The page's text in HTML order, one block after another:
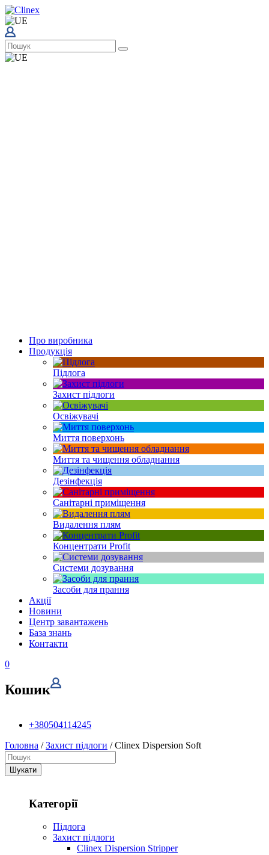
Про виробника
Продукція
Підлога
Захист підлоги
Освіжувачі
Миття поверхонь
Миття та чищення обладнання
Дезінфекція
Санітарні приміщення
Видалення плям
Концентрати Profit
Системи дозування
Засоби для прання
Акції
Новини
Центр завантажень
База знань
Контакти
0
Кошик
+380504114245
Головна /Захист підлоги / Clinex Dispersion Soft
Шукати
Категорії
Підлога
Захист підлоги
Clinex Dispersion Stripper